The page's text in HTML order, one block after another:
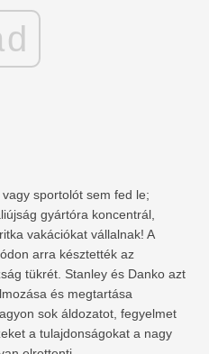
sportolót sem fed le;
gyártóra koncentrál,
vakációkat vállalnak! A
arra késztették az
tükrét. Stanley és Danko azt
és megtartása
sok áldozatot, fegyelmet
a tulajdonságokat a nagy